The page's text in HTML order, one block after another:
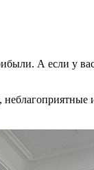
А если у